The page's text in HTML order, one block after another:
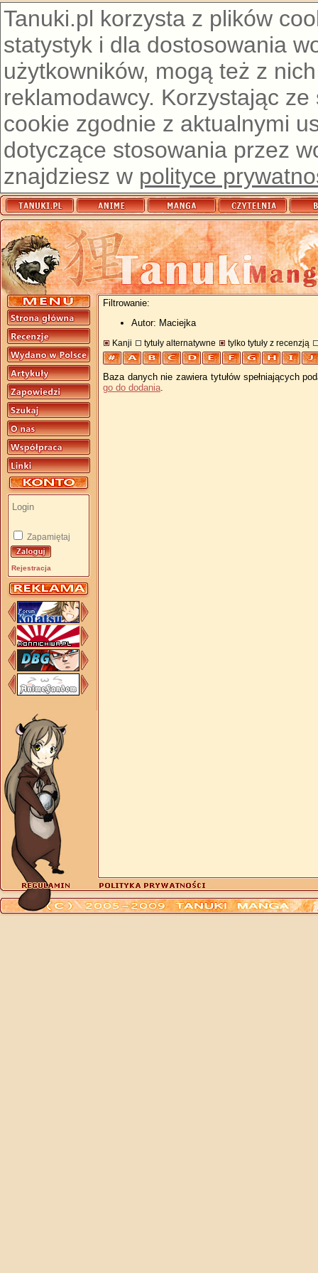
Tanuki.pl korzysta z plików
statystyk i dla dostosowania
użytkowników, mogą też z
reklamodawcy. Korzystając
cookie zgodnie z aktualnymi
dotyczące stosowania przez
znajdziesz w polityce
Zapamiętaj
Rejestracja
Filtrowanie:
Autor: Maciejka
Kanji tytuły alternatywne tylko tytuły z recenzją
Baza danych nie zawiera tytułów spełniających
go do dodania.